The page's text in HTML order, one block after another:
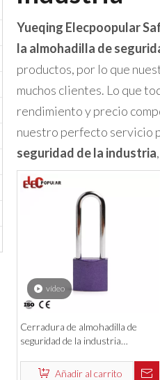
Yueqing Elecpoopular
la almohadilla de
productos, por lo que
muchos clientes. Lo que
rendimiento y precio
nuestro perfecto servicio
seguridad de la industria
vídeo
Cerradura de almohadilla de
seguridad de la industria
iguales baratosAñadir al carrito